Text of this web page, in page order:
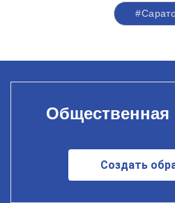
Общественная
Создать